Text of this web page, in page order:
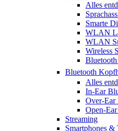
Alles
Smarte
WLAN
WLAN
Wireless
Bluetooth
Alles
In-Ear
Over-Ear
Open-
Streaming
Smartphones &